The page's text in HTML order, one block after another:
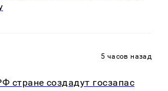
5 часов назад
стране создадут госзапас